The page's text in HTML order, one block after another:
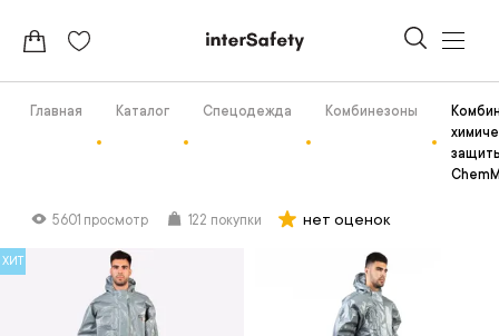
Главная Каталог Спецодежда Комбинезоны
5601 просмотр 122 покупки нет оценок
ХИТ